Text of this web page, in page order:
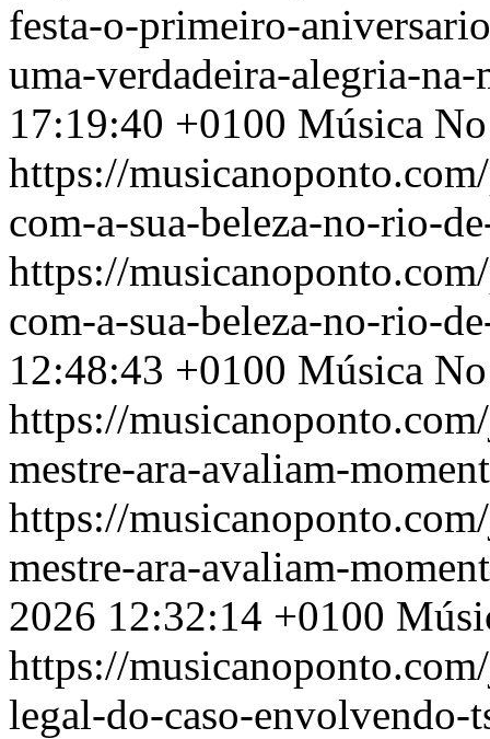
festa-o-primeiro-
uma-verdadeira-alegria-
17:19:40 +0100 Música
https://
com-a-sua-beleza-no-rio-
https://
com-a-sua-beleza-no-rio-
12:48:43 +0100 Música
https://
mestre-ara-avaliam-
https://
mestre-ara-avaliam-
2026 12:32:14 +0100
https://
legal-do-caso-